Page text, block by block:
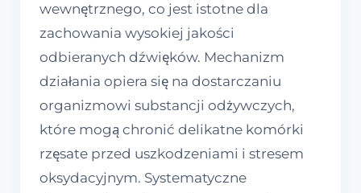
wewnętrznego, co jest istotne dla
zachowania wysokiej jakości
odbieranych dźwięków. Mechanizm
działania opiera się na dostarczaniu
organizmowi substancji odżywczych,
które mogą chronić delikatne komórki
rzęsate przed uszkodzeniami i stresem
oksydacyjnym. Systematyczne